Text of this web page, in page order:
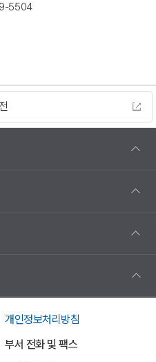
5504
개인정보처리방침
부서 전화 및 팩스